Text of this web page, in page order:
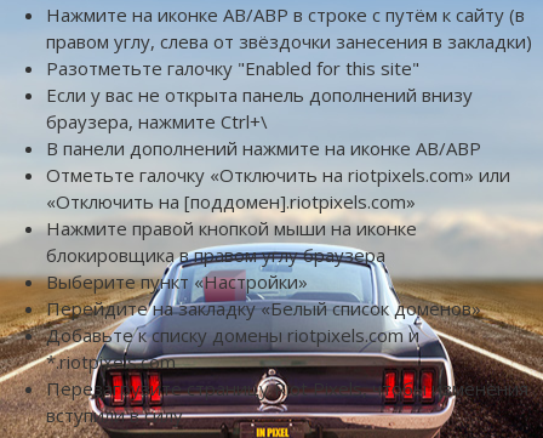
Нажмите на иконке AB/ABP в строке с путём к сайту (в
правом углу, слева от звёздочки занесения в закладки)
Разотметьте галочку "Enabled for this site"
Если у вас не открыта панель дополнений внизу
браузера, нажмите Ctrl+\
В панели дополнений нажмите на иконке AB/ABP
Отметьте галочку «Отключить на riotpixels.com» или
«Отключить на [поддомен].riotpixels.com»
Нажмите правой кнопкой мыши на иконке
блокировщика в правом углу браузера
Выберите пункт «Настройки»
Перейдите на закладку «Белый список доменов»
Добавьте к списку домены riotpixels.com и
*.riotpixels.com
Перезагрузите страницу Riot Pixels, чтобы изменения
вступили в силу